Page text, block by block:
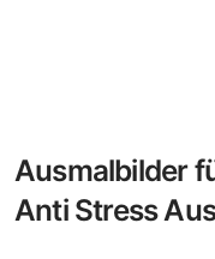
Ausmalbilder
Anti Stress